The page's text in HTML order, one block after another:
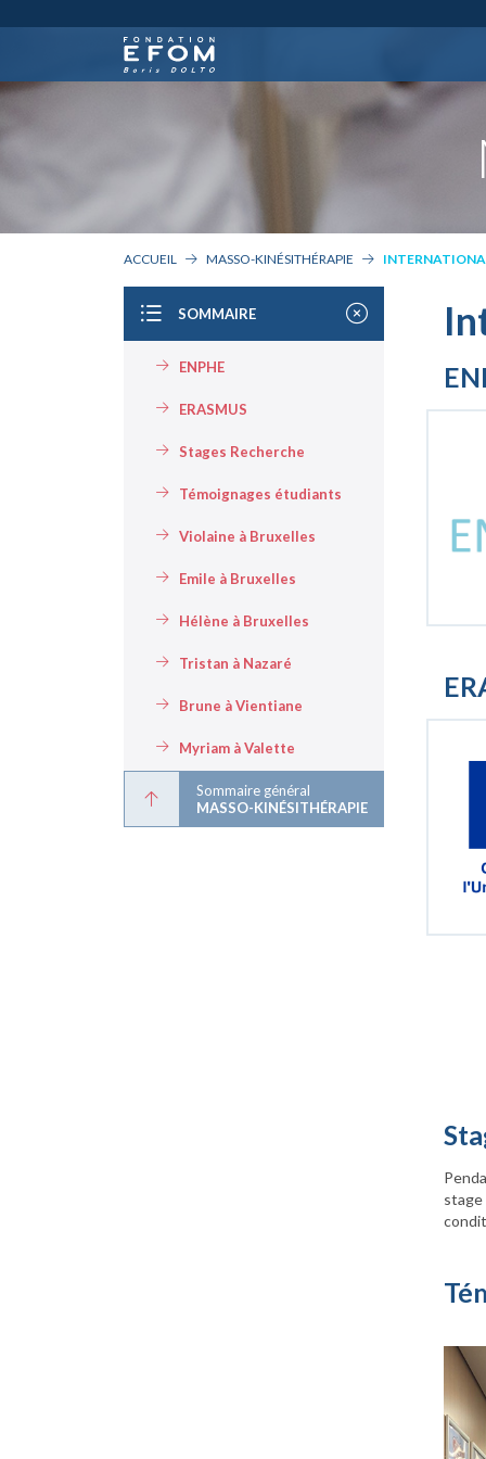
ACCUEIL MASSO-KINÉSITHÉRAPIE
SOMMAIRE
ENPHE
ERASMUS
Stages Recherche
Témoignages étudiants
Violaine à Bruxelles
Emile à Bruxelles
Hélène à Bruxelles
Tristan à Nazaré
Brune à Vientiane
Myriam à Valette
Sommaire général
MASSO-KINÉSITHÉRAPIE
stage